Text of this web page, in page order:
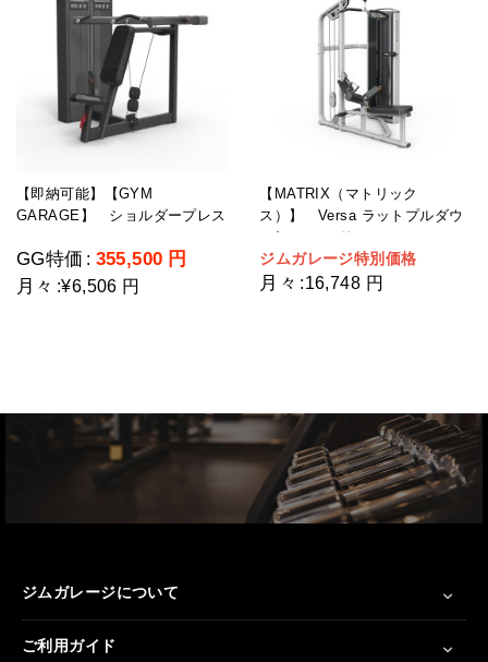
【即納可能】【GYM
GARAGE】 ショルダープレス
ク重量109kg)
GG特価 : 355,500 円
月々 :¥6,506 円
【MATRIX（マトリック
ス）】 Versa ラットプルダウ
ン/シーテッドロー
ジムガレージ特別価格
月々 :16,748 円
ジムガレージについて
ご利用ガイド